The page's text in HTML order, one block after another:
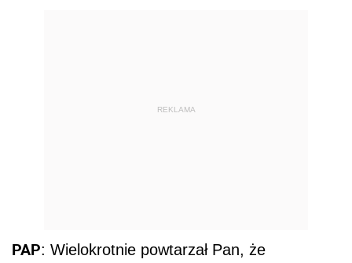
REKLAMA
PAP: Wielokrotnie powtarzał Pan, że